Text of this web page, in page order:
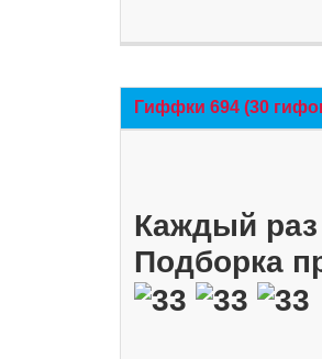
Гиффки 694 (30
Каждый
Подборка